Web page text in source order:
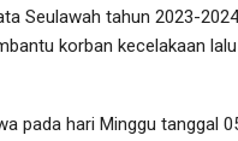
Seulawah tahun 2023-
korban kecelakaan
pada hari Minggu tanggal